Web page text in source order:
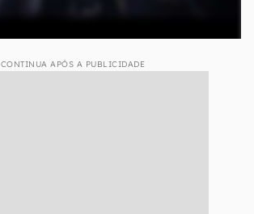
CONTINUA APÓS A PUBLICIDADE